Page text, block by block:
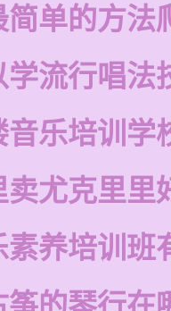
简单的方法
学流行唱法
音乐培训学
卖尤克里里
素养培训班